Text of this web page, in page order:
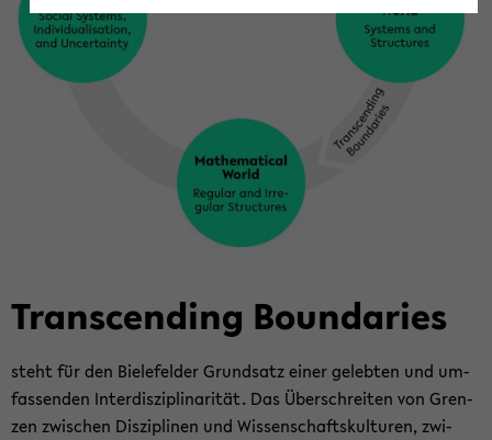
Trans­cen­ding Bounda­ries
steht für den Bie­le­fel­der Grund­satz einer ge­leb­ten und um­
fas­sen­den In­ter­dis­zi­pli­na­ri­tät. Das Über­schrei­ten von Gren­
zen zwi­schen Dis­zi­pli­nen und Wis­sen­schafts­kul­tu­ren, zwi­